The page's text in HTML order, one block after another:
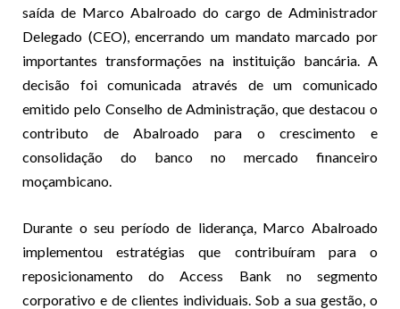
saída de Marco Abalroado do cargo de Administrador
Delegado (CEO), encerrando um mandato marcado por
importantes transformações na instituição bancária. A
decisão foi comunicada através de um comunicado
emitido pelo Conselho de Administração, que destacou o
contributo de Abalroado para o crescimento e
consolidação do banco no mercado financeiro
moçambicano.
Durante o seu período de liderança, Marco Abalroado
implementou estratégias que contribuíram para o
reposicionamento do Access Bank no segmento
corporativo e de clientes individuais. Sob a sua gestão, o